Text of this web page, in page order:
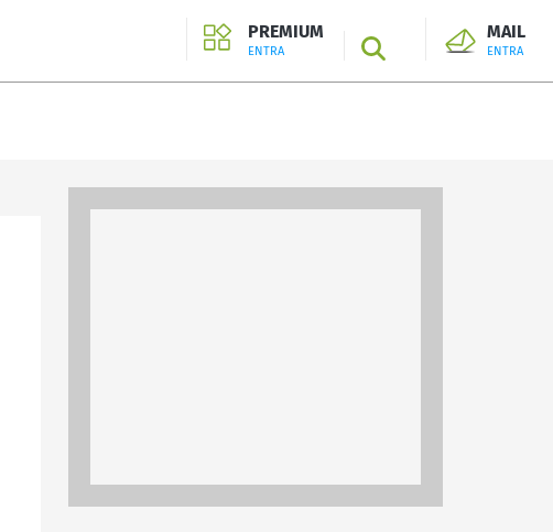
PREMIUM
ENTRA SEARCH
MAIL
ENTRA